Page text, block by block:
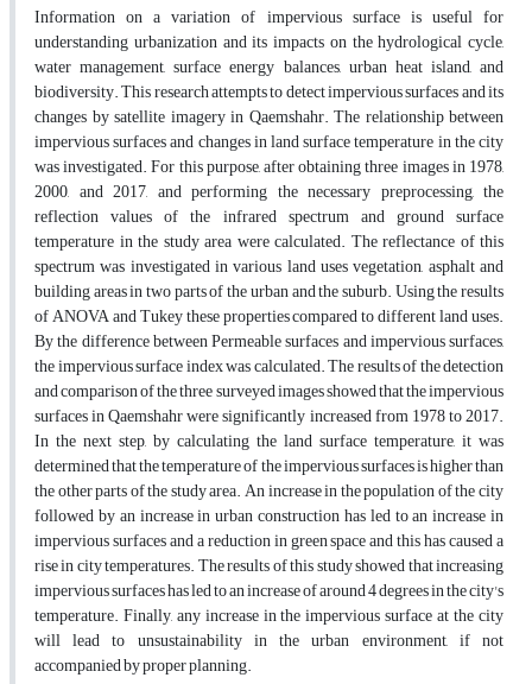
Information on a variation of impervious surface is useful for
understanding urbanization and its impacts on the hydrological cycle,
water management, surface energy balances, urban heat island, and
biodiversity. This research attempts to detect impervious surfaces and its
changes by satellite imagery in Qaemshahr. The relationship between
impervious surfaces and changes in land surface temperature in the city
was investigated. For this purpose, after obtaining three images in 1978,
2000, and 2017, and performing the necessary preprocessing, the
reflection values of the infrared spectrum and ground surface
temperature in the study area were calculated. The reflectance of this
spectrum was investigated in various land uses vegetation, asphalt and
building areas in two parts of the urban and the suburb. Using the results
of ANOVA and Tukey these properties compared to different land uses.
By the difference between Permeable surfaces and impervious surfaces,
the impervious surface index was calculated. The results of the detection
and comparison of the three surveyed images showed that the impervious
surfaces in Qaemshahr were significantly increased from 1978 to 2017.
In the next step, by calculating the land surface temperature, it was
determined that the temperature of the impervious surfaces is higher than
the other parts of the study area. An increase in the population of the city
followed by an increase in urban construction has led to an increase in
impervious surfaces and a reduction in green space and this has caused a
rise in city temperatures. The results of this study showed that increasing
impervious surfaces has led to an increase of around 4 degrees in the city's
temperature. Finally, any increase in the impervious surface at the city
will lead to unsustainability in the urban environment, if not
accompanied by proper planning.